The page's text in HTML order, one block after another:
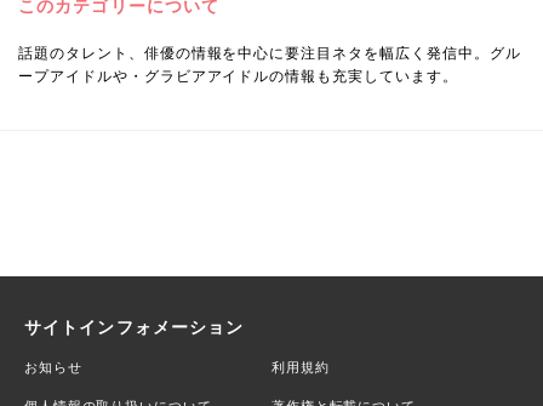
このカテゴリーについて
話題のタレント、俳優の情報を中心に要注目ネタを幅広く発信中。グル
ープアイドルや・グラビアアイドルの情報も充実しています。
サイトインフォメーション
お知らせ 利用規約